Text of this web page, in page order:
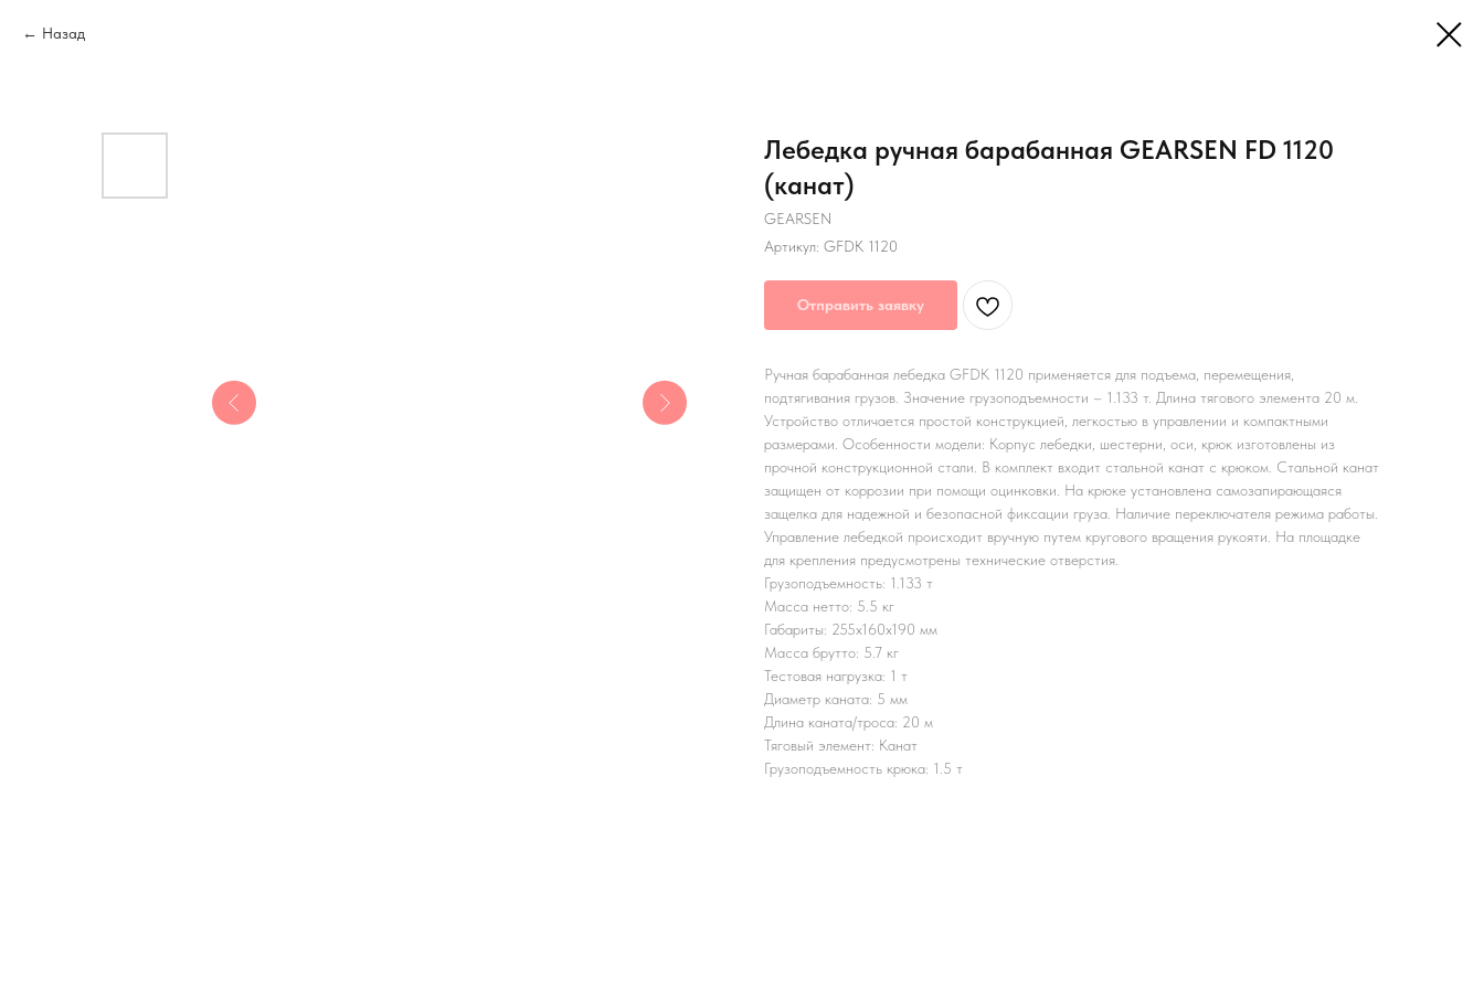
Назад
Лебедка ручная барабанная GEARSEN FD 1120
(канат)
GEARSEN
Артикул: GFDK 1120
Отправить заявку
Ручная барабанная лебедка GFDK 1120 применяется для подъема, перемещения,
подтягивания грузов. Значение грузоподъемности – 1.133 т. Длина тягового элемента 20 м.
Устройство отличается простой конструкцией, легкостью в управлении и компактными
размерами. Особенности модели: Корпус лебедки, шестерни, оси, крюк изготовлены из
прочной конструкционной стали. В комплект входит стальной канат с крюком. Стальной канат
защищен от коррозии при помощи оцинковки. На крюке установлена самозапирающаяся
защелка для надежной и безопасной фиксации груза. Наличие переключателя режима работы.
Управление лебедкой происходит вручную путем кругового вращения рукояти. На площадке
для крепления предусмотрены технические отверстия.
Грузоподъемность: 1.133 т
Масса нетто: 5.5 кг
Габариты: 255x160x190 мм
Масса брутто: 5.7 кг
Тестовая нагрузка: 1 т
Диаметр каната: 5 мм
Длина каната/троса: 20 м
Тяговый элемент: Канат
Грузоподъемность крюка: 1.5 т